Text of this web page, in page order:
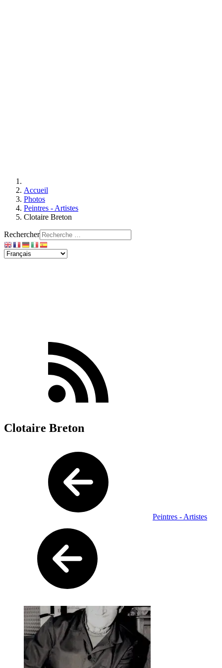
Accueil
Photos
Peintres - Artistes
Clotaire Breton
Rechercher
Clotaire Breton
Peintres - Artistes